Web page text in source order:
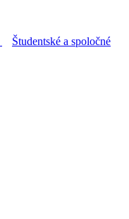
Študentské a spoločné